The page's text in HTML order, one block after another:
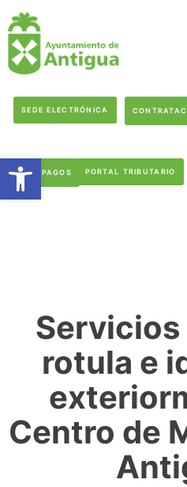
SEDE ELECTRÓNICA
PAGOS PORTAL TRIBUTARIO
rotula e
Centro de
Abrir barra de